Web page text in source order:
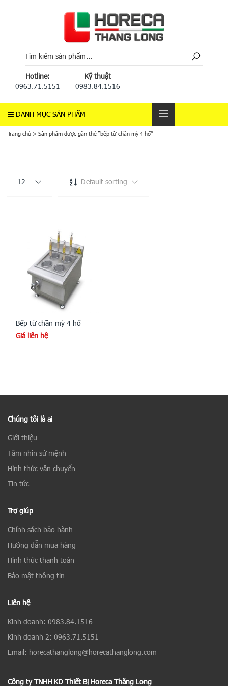
Hotline:
0963.71.5151
Kỹ thuật
0983.84.1516
DANH MỤC SẢN PHẨM
Trang chủ > Sản phẩm được gắn thẻ “bếp từ chần mỳ 4 hố”
12 Default sorting
Bếp từ chần mỳ 4 hố
Giá liên hệ
Chúng tôi là ai
Giới thiệu
Tầm nhìn sứ mệnh
Hình thức vận chuyển
Tin tức
Trợ giúp
Chính sách bảo hành
Hướng dẫn mua hàng
Hình thức thanh toán
Bảo mật thông tin
Liên hệ
Kinh doanh: 0983.84.1516
Kinh doanh 2: 0963.71.5151
Email: horecathanglong@horecathanglong.com
Công ty TNHH KD Thiết Bị Horeca Thăng Long